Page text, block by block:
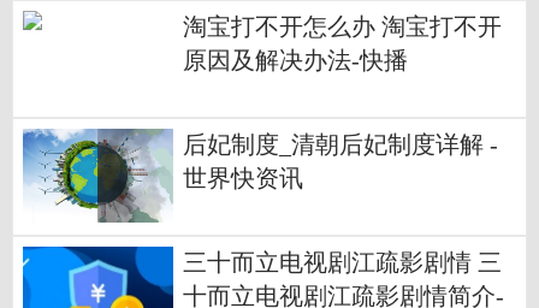
淘宝打不开怎么办 淘宝打不开
原因及解决办法-快播
后妃制度_清朝后妃制度详解 -
世界快资讯
三十而立电视剧江疏影剧情 三
十而立电视剧江疏影剧情简介-